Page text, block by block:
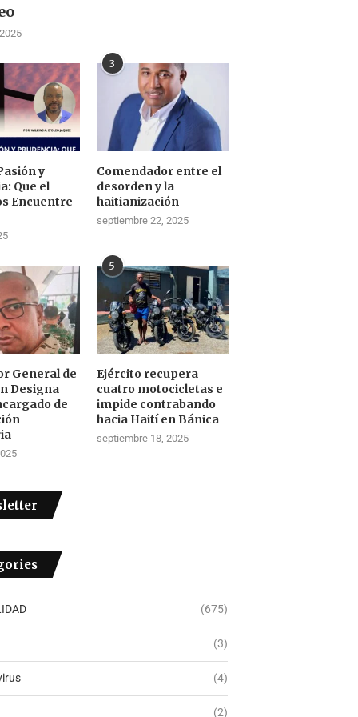
y
Que el
Encuentre
3
Comendador entre el
desorden y la
haitianización
septiembre 22, 2025
General de
Designa
de
5
Ejército recupera
cuatro motocicletas e
impide contrabando
hacia Haití en Bánica
septiembre 18, 2025
(675)
(3)
(4)
(2)